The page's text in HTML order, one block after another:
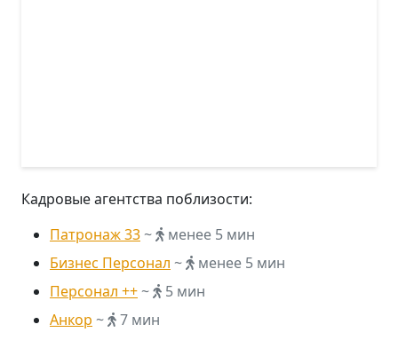
Кадровые агентства поблизости:
Патронаж 33~
менее 5 мин
Бизнес Персонал ~
менее 5 мин
Персонал ++~
5 мин
Анкор ~ 7 мин